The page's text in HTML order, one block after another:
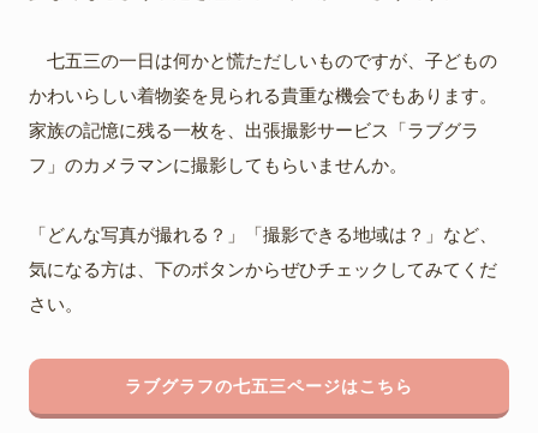
七五三の一日は何かと慌ただしいものですが、子どもの
かわいらしい着物姿を見られる貴重な機会でもあります。
家族の記憶に残る一枚を、出張撮影サービス「ラブグラ
フ」のカメラマンに撮影してもらいませんか。
「どんな写真が撮れる？」「撮影できる地域は？」など、
気になる方は、下のボタンからぜひチェックしてみてくだ
さい。
ラブグラフの七五三ページはこちら